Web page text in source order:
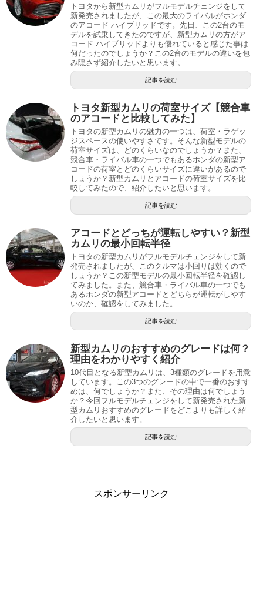
トヨタから新型カムリがフルモデルチェンジをして
新発売されましたが、この最大のライバルがホンダ
のアコード ハイブリッドです。先日、この2台のモ
デルを試乗してきたのですが、新型カムリの方がア
コード ハイブリッドよりも優れていると感じた事は
何だったのでしょうか？この2台のモデルの違いを包
み隠さず紹介したいと思います。
記事を読む
トヨタ新型カムリの荷室サイズ【競合車
のアコードと比較してみた】
トヨタの新型カムリの魅力の一つは、荷室・ラゲッ
ジスペースの使いやすさです。そんな新型モデルの
荷室サイズは、どのくらいなのでしょうか？また、
競合車・ライバル車の一つでもあるホンダの新型ア
コードの荷室とどのくらいサイズに違いがあるので
しょうか？新型カムリとアコードの荷室サイズを比
較してみたので、紹介したいと思います。
記事を読む
アコードとどっちが運転しやすい？新型
カムリの最小回転半径
トヨタの新型カムリがフルモデルチェンジをして新
発売されましたが、このクルマは小回りは効くので
しょうか？この新型モデルの最小回転半径を確認し
てみました。また、競合車・ライバル車の一つでも
あるホンダの新型アコードとどちらが運転がしやす
いのか、確認をしてみました。
記事を読む
新型カムリのおすすめのグレードは何？
理由をわかりやすく紹介
10代目となる新型カムリは、3種類のグレードを用意
しています。この3つのグレードの中で一番のおすす
めは、何でしょうか？また、その理由は何でしょう
か？今回フルモデルチェンジをして新発売された新
型カムリおすすめのグレードをどこよりも詳しく紹
介したいと思います。
記事を読む
スポンサーリンク